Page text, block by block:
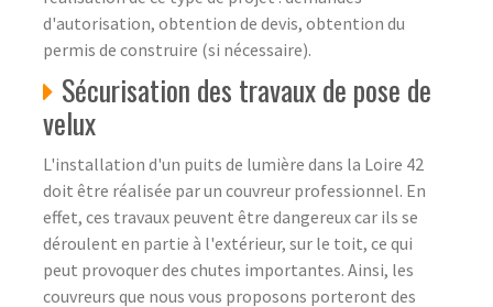
d'autorisation, obtention de devis, obtention du
permis de construire (si nécessaire).
Sécurisation des travaux de pose de
velux
L'installation d'un puits de lumière dans la Loire 42
doit être réalisée par un couvreur professionnel. En
effet, ces travaux peuvent être dangereux car ils se
déroulent en partie à l'extérieur, sur le toit, ce qui
peut provoquer des chutes importantes. Ainsi, les
couvreurs que nous vous proposons porteront des